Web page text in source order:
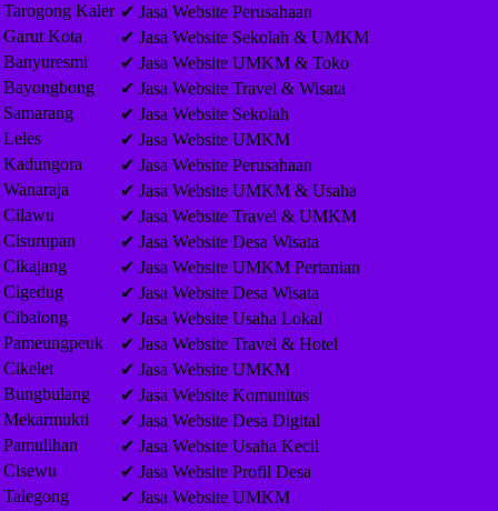
Tarogong Kaler ✔ Jasa Website Perusahaan
Garut Kota
✔ Jasa Website Sekolah & UMKM
Banyuresmi
✔ Jasa Website UMKM & Toko
Bayongbong
✔ Jasa Website Travel & Wisata
Samarang
✔ Jasa Website Sekolah
Leles
✔ Jasa Website UMKM
Kadungora
✔ Jasa Website Perusahaan
Wanaraja
✔ Jasa Website UMKM & Usaha
Cilawu
✔ Jasa Website Travel & UMKM
Cisurupan
✔ Jasa Website Desa Wisata
Cikajang
✔ Jasa Website UMKM Pertanian
Cigedug
✔ Jasa Website Desa Wisata
Cibalong
✔ Jasa Website Usaha Lokal
Pameungpeuk
✔ Jasa Website Travel & Hotel
Cikelet
✔ Jasa Website UMKM
Bungbulang
✔ Jasa Website Komunitas
Mekarmukti
✔ Jasa Website Desa Digital
Pamulihan
✔ Jasa Website Usaha Kecil
Cisewu
✔ Jasa Website Profil Desa
Talegong
✔ Jasa Website UMKM